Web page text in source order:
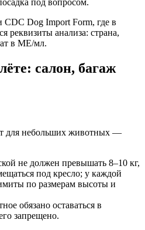
CDC Dog Import Form, где в
реквизиты анализа: страна,
в МЕ/мл.
салон, багаж
для небольших животных —
не должен превышать 8–10 кг,
под кресло; у каждой
по размерам высоты и
обязано оставаться в
запрещено.